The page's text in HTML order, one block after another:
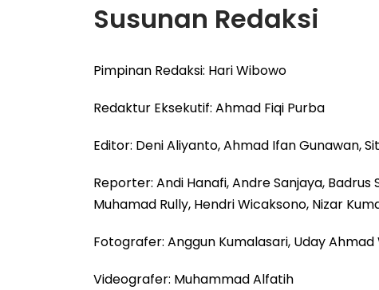
Susunan Redaksi
Pimpinan Redaksi: Hari Wibowo
Redaktur Eksekutif: Ahmad Fiqi Purba
Editor: Deni Aliyanto, Ahmad Ifan Gunawan,
Reporter: Andi Hanafi, Andre Sanjaya,
Muhamad Rully, Hendri Wicaksono, Nizar
Fotografer: Anggun Kumalasari, Uday Ahmad
Videografer: Muhammad Alfatih